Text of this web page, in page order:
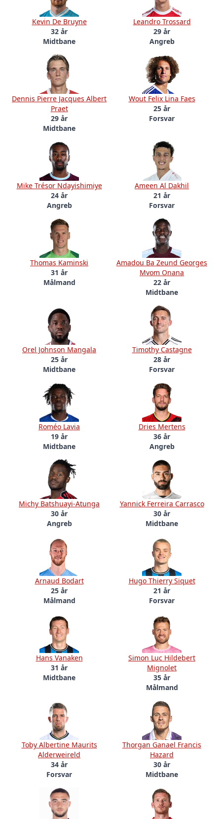
Kevin De Bruyne
32 år
Midtbane
Leandro Trossard
29 år
Angreb
Dennis Pierre Jacques Albert
Praet
29 år
Midtbane
Wout Felix Lina Faes
25 år
Forsvar
Mike Trésor Ndayishimiye
24 år
Angreb
Ameen Al Dakhil
21 år
Forsvar
Thomas Kaminski
31 år
Målmand
Amadou Ba Zeund Georges
Mvom Onana
22 år
Midtbane
Orel Johnson Mangala
25 år
Midtbane
Timothy Castagne
28 år
Forsvar
Roméo Lavia
19 år
Midtbane
Dries Mertens
36 år
Angreb
Michy Batshuayi-Atunga
30 år
Angreb
Yannick Ferreira Carrasco
30 år
Midtbane
Arnaud Bodart
25 år
Målmand
Hugo Thierry Siquet
21 år
Forsvar
Hans Vanaken
31 år
Midtbane
Simon Luc Hildebert
Mignolet
35 år
Målmand
Toby Albertine Maurits
Alderweireld
34 år
Forsvar
Thorgan Ganael Francis
Hazard
30 år
Midtbane